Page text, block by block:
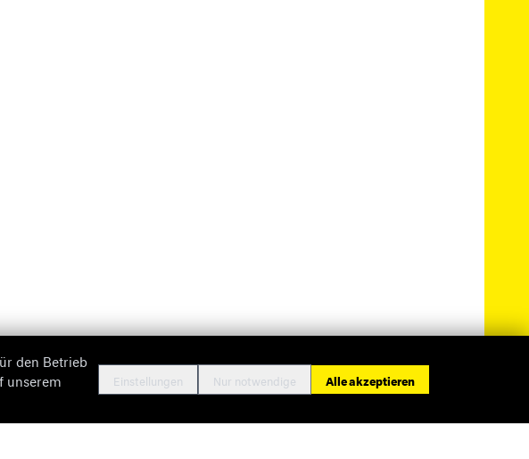
InformationenImpressumDatenschutzCookie-EinstellungenKontakt
den Betrieb
unserem
Einstellungen Nur notwendige Alle akzeptieren